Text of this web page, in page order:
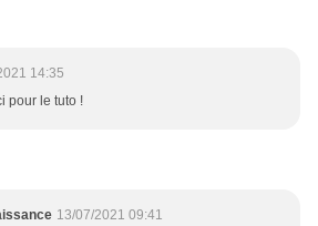
14:35
pour le tuto !
13/07/2021 09:41